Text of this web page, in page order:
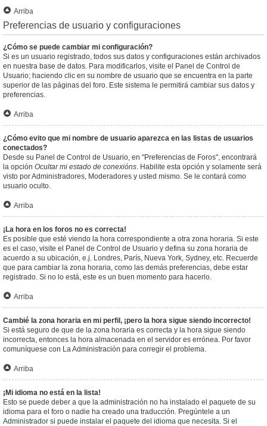
Arriba
Preferencias de usuario y configuraciones
¿Cómo se puede cambiar mi configuración?
Si es un usuario registrado, todos sus datos y configuraciones están archivados
en nuestra base de datos. Para modificarlos, visite el Panel de Control de
Usuario; haciendo clic en su nombre de usuario que se encuentra en la parte
superior de las páginas del foro. Este sistema le permitirá cambiar sus datos y
preferencias.
Arriba
¿Cómo evito que mi nombre de usuario aparezca en las listas de usuarios
conectados?
Desde su Panel de Control de Usuario, en "Preferencias de Foros", encontrará
la opción Ocultar mi estado de conexións. Habilite esta opción y solamente será
visto por Administradores, Moderadores y usted mismo. Se le contará como
usuario oculto.
Arriba
¡La hora en los foros no es correcta!
Es posible que esté viendo la hora correspondiente a otra zona horaria. Si este
es el caso, visite el Panel de Control de Usuario y defina su zona horaria de
acuerdo a su ubicación, e.j. Londres, París, Nueva York, Sydney, etc. Recuerde
que para cambiar la zona horaria, como las demás preferencias, debe estar
registrado. Si no lo está, este es un buen momento para hacerlo.
Arriba
Cambié la zona horaria en mi perfil, ¡pero la hora sigue siendo incorrecto!
Si está seguro de que de la zona horaria es correcta y la hora sigue siendo
incorrecta, entonces la hora almacenada en el servidor es errónea. Por favor
comuníquese con La Administración para corregir el problema.
Arriba
¡Mi idioma no está en la lista!
Esto se puede deber a que la administración no ha instalado el paquete de su
idioma para el foro o nadie ha creado una traducción. Pregúntele a un
Administrador si puede instalar el paquete del idioma que necesita. Si el